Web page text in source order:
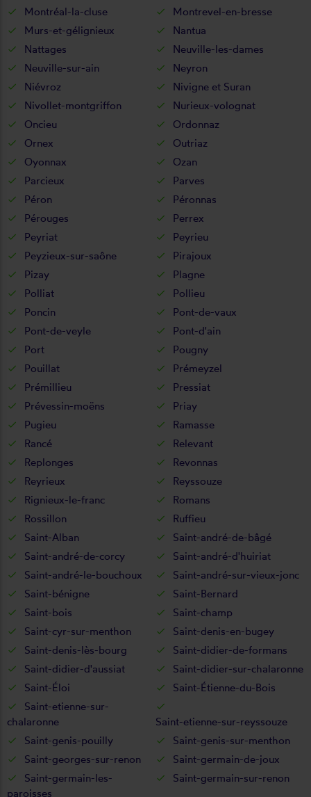
Montréal-la-cluse
Montrevel-en-bresse
Murs-et-gélignieux
Nantua
Nattages
Neuville-les-dames
Neuville-sur-ain
Neyron
Niévroz
Nivigne et Suran
Nivollet-montgriffon
Nurieux-volognat
Oncieu
Ordonnaz
Ornex
Outriaz
Oyonnax
Ozan
Parcieux
Parves
Péron
Péronnas
Pérouges
Perrex
Peyriat
Peyrieu
Peyzieux-sur-saône
Pirajoux
Pizay
Plagne
Polliat
Pollieu
Poncin
Pont-de-vaux
Pont-de-veyle
Pont-d'ain
Port
Pougny
Pouillat
Prémeyzel
Prémillieu
Pressiat
Prévessin-moëns
Priay
Pugieu
Ramasse
Rancé
Relevant
Replonges
Revonnas
Reyrieux
Reyssouze
Rignieux-le-franc
Romans
Rossillon
Ruffieu
Saint-Alban
Saint-andré-de-bâgé
Saint-andré-de-corcy
Saint-andré-d'huiriat
Saint-andré-le-bouchoux
Saint-andré-sur-vieux-jonc
Saint-bénigne
Saint-Bernard
Saint-bois
Saint-champ
Saint-cyr-sur-menthon
Saint-denis-en-bugey
Saint-denis-lès-bourg
Saint-didier-de-formans
Saint-didier-d'aussiat
Saint-didier-sur-chalaronne
Saint-Éloi
Saint-Étienne-du-Bois
Saint-etienne-sur-
chalaronne
Saint-etienne-sur-reyssouze
Saint-genis-pouilly
Saint-genis-sur-menthon
Saint-georges-sur-renon
Saint-germain-de-joux
Saint-germain-les-
paroisses
Saint-germain-sur-renon